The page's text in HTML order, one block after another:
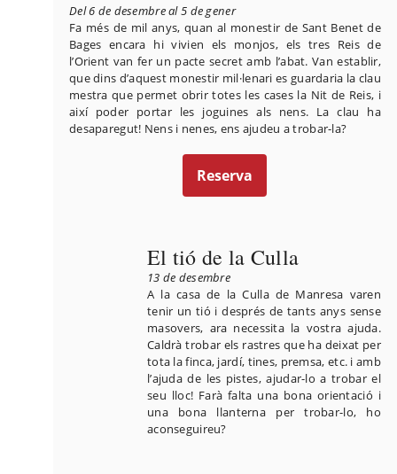
Del 6 de desembre al 5 de gener
Fa més de mil anys, quan al monestir de Sant Benet de
Bages encara hi vivien els monjos, els tres Reis de
l’Orient van fer un pacte secret amb l’abat. Van establir,
que dins d’aquest monestir mil·lenari es guardaria la clau
mestra que permet obrir totes les cases la Nit de Reis, i
així poder portar les joguines als nens. La clau ha
desaparegut! Nens i nenes, ens ajudeu a trobar-la?
Reserva
El tió de la Culla
13 de desembre
A la casa de la Culla de Manresa varen
tenir un tió i després de tants anys sense
masovers, ara necessita la vostra ajuda.
Caldrà trobar els rastres que ha deixat per
tota la finca, jardí, tines, premsa, etc. i amb
l’ajuda de les pistes, ajudar-lo a trobar el
seu lloc! Farà falta una bona orientació i
una bona llanterna per trobar-lo, ho
aconseguireu?